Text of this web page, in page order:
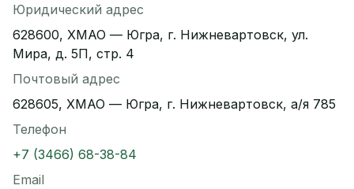
Юридический адрес
628600, ХМАО — Югра, г. Нижневартовск, ул.
Мира, д. 5П, стр. 4
Почтовый адрес
628605, ХМАО — Югра, г. Нижневартовск, а/я 785
Телефон
+7 (3466) 68-38-84
Email